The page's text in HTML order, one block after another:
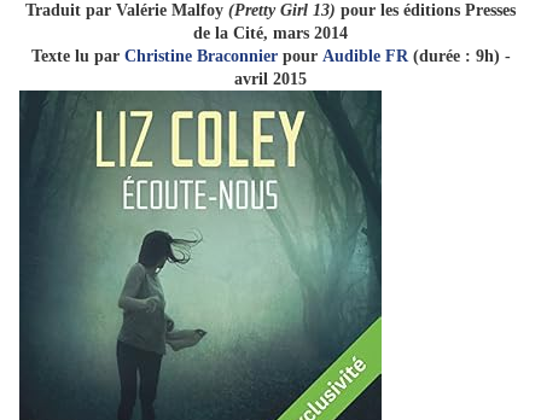
Traduit par Valérie Malfoy (Pretty Girl 13) pour les éditions Presses
de la Cité, mars 2014
Texte lu par Christine Braconnier pour Audible FR(durée : 9h) -
avril 2015